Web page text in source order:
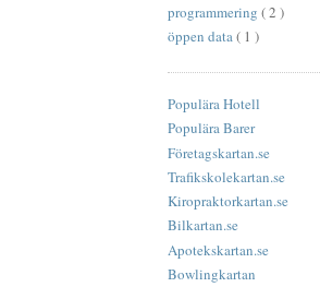
programmering ( 2 )
öppen data( 1 )
Populära Hotell
Populära Barer
Företagskartan.se
Trafikskolekartan.se
Kiropraktorkartan.se
Bilkartan.se
Apotekskartan.se
Bowlingkartan